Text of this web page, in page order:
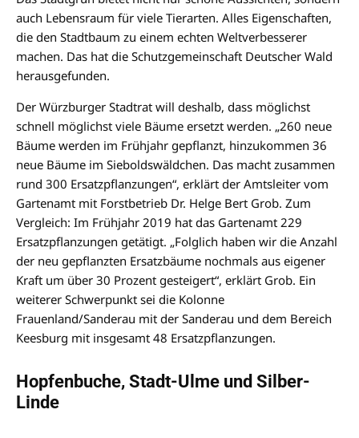
auch Lebensraum für viele Tierarten. Alles Eigenschaften,
die den Stadtbaum zu einem echten Weltverbesserer
machen. Das hat die Schutzgemeinschaft Deutscher Wald
herausgefunden.
Der Würzburger Stadtrat will deshalb, dass möglichst
schnell möglichst viele Bäume ersetzt werden. „260 neue
Bäume werden im Frühjahr gepflanzt, hinzukommen 36
neue Bäume im Sieboldswäldchen. Das macht zusammen
rund 300 Ersatzpflanzungen“, erklärt der Amtsleiter vom
Gartenamt mit Forstbetrieb Dr. Helge Bert Grob. Zum
Vergleich: Im Frühjahr 2019 hat das Gartenamt 229
Ersatzpflanzungen getätigt. „Folglich haben wir die Anzahl
der neu gepflanzten Ersatzbäume nochmals aus eigener
Kraft um über 30 Prozent gesteigert“, erklärt Grob. Ein
weiterer Schwerpunkt sei die Kolonne
Frauenland/Sanderau mit der Sanderau und dem Bereich
Keesburg mit insgesamt 48 Ersatzpflanzungen.
Hopfenbuche, Stadt-Ulme und Silber-
Linde